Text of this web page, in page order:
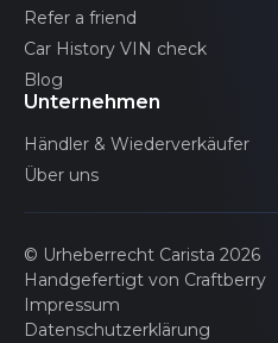
Fahrersitz
Beifahrersitz vorn
Fensterhauptschalter
Refer a friend
Car History VIN check
Blog
Unternehmen
Händler & Wiederverkäufer
Über uns
© Urheberrecht Carista 2026
Handgefertigt von Craftberry
Impressum
Datenschutzerklärung